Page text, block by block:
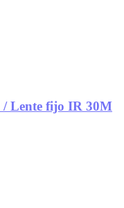
Lente fijo IR 30M